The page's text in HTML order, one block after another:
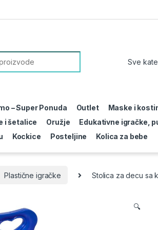
– Super Ponuda Outlet Maske i
i šetalice
Oružje Edukativne igračke,
Kockice Posteljine Kolica za bebe
Plastične igračke Stolica za decu sa
🔍